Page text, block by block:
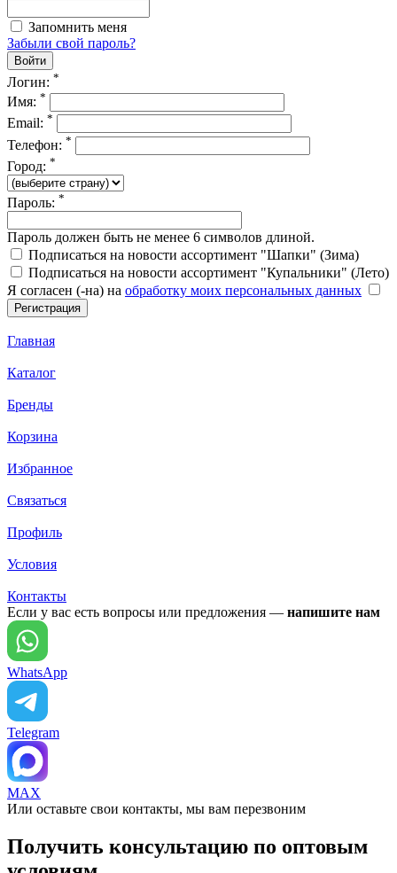
Запомнить меня
Забыли свой пароль?
Логин: *
Имя: *
Email: *
Телефон: *
Город: *
Пароль: *
Пароль должен быть не менее 6 символов длиной.
Подписаться на новости ассортимент "Шапки" (Зима)
Подписаться на новости ассортимент "Купальники" (Лето)
Я согласен (-на) на обработку моих персональных данных
Главная
Каталог
Бренды
Корзина
Избранное
Связаться
Профиль
Условия
Контакты
Если у вас есть вопросы или предложения — напишите нам
WhatsApp
Telegram
MAX
Или оставьте свои контакты, мы вам перезвоним
Получить консультацию по оптовым